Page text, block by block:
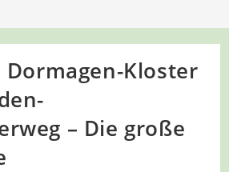
Dormagen-Kloster
– Die große